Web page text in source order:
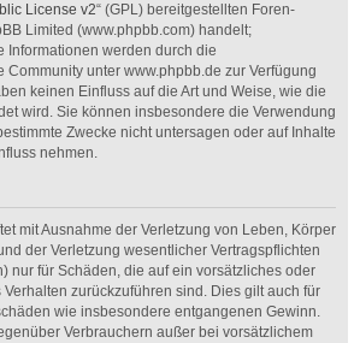
License v2“ (GPL) bereitgestellten Foren-
Limited (www.phpbb.com) handelt;
Informationen werden durch die
Community unter www.phpbb.de zur Verfügung
keinen Einfluss auf die Art und Weise, wie die
wird. Sie können insbesondere die Verwendung
Zwecke nicht untersagen oder auf Inhalte
nehmen.
mit Ausnahme der Verletzung von Leben, Körper
der Verletzung wesentlicher Vertragspflichten
nur für Schäden, die auf ein vorsätzliches oder
zurückzuführen sind. Dies gilt auch für
wie insbesondere entgangenen Gewinn.
Verbrauchern außer bei vorsätzlichem